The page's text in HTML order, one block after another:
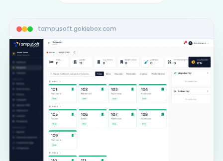
tampusoft.gokiebox.com